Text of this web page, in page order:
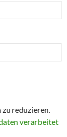
reduzieren.
verarbeitet